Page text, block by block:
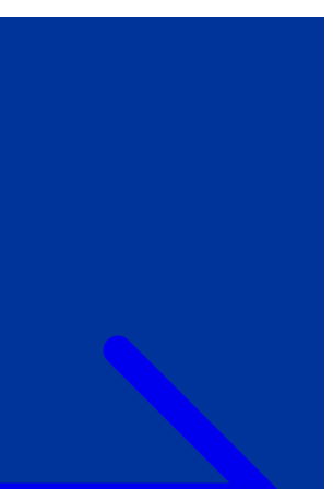
безпеки глухих
Всеукраїнський пісенний
челендж «Україно, ти є!»
Молодіжний челендж «Жестова
мова для мене – це…»
Репортажі спеціальних та
інклюзивних начальних закладів